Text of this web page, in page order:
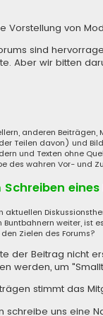
Vorstellung von
sind
Aber wir bitten
anderen
Teilen davon) und
und Texten ohne
des wahren Vor- und
aktuellen
weiter, ist
Zielen des Forums?
der Beitrag nicht
werden, um
stimmt das
schreibe uns eine